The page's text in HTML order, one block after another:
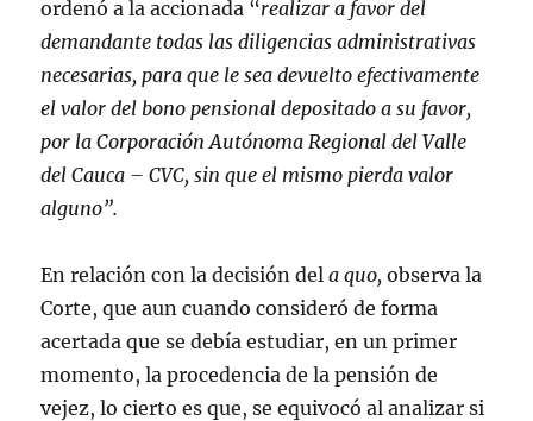
ordenó a la accionada “realizar a favor del
demandante todas las diligencias administrativas
necesarias, para que le sea devuelto efectivamente
el valor del bono pensional depositado a su favor,
por la Corporación Autónoma Regional del Valle
del Cauca – CVC, sin que el mismo pierda valor
alguno”.
En relación con la decisión dela quo, observa la
Corte, que aun cuando consideró de forma
acertada que se debía estudiar, en un primer
momento, la procedencia de la pensión de
vejez, lo cierto es que, se equivocó al analizar si